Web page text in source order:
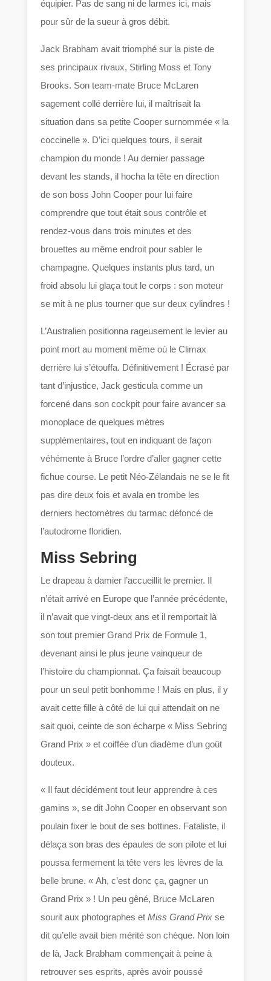
équipier. Pas de sang ni de larmes ici, mais
pour sûr de la sueur à gros débit.
Jack Brabham avait triomphé sur la piste de
ses principaux rivaux, Stirling Moss et Tony
Brooks. Son team-mate Bruce McLaren
sagement collé derrière lui, il maîtrisait la
situation dans sa petite Cooper surnommée « la
coccinelle ». D’ici quelques tours, il serait
champion du monde ! Au dernier passage
devant les stands, il hocha la tête en direction
de son boss John Cooper pour lui faire
comprendre que tout était sous contrôle et
rendez-vous dans trois minutes et des
brouettes au même endroit pour sabler le
champagne. Quelques instants plus tard, un
froid absolu lui glaça tout le corps : son moteur
se mit à ne plus tourner que sur deux cylindres !
L’Australien positionna rageusement le levier au
point mort au moment même où le Climax
derrière lui s’étouffa. Définitivement ! Écrasé par
tant d’injustice, Jack gesticula comme un
forcené dans son cockpit pour faire avancer sa
monoplace de quelques mètres
supplémentaires, tout en indiquant de façon
véhémente à Bruce l’ordre d’aller gagner cette
fichue course. Le petit Néo-Zélandais ne se le fit
pas dire deux fois et avala en trombe les
derniers hectomètres du tarmac défoncé de
l’autodrome floridien.
Miss Sebring
Le drapeau à damier l’accueillit le premier. Il
n’était arrivé en Europe que l’année précédente,
il n’avait que vingt-deux ans et il remportait là
son tout premier Grand Prix de Formule 1,
devenant ainsi le plus jeune vainqueur de
l’histoire du championnat. Ça faisait beaucoup
pour un seul petit bonhomme ! Mais en plus, il y
avait cette fille à côté de lui qui attendait on ne
sait quoi, ceinte de son écharpe « Miss Sebring
Grand Prix » et coiffée d’un diadème d’un goût
douteux.
« Il faut décidément tout leur apprendre à ces
gamins », se dit John Cooper en observant son
poulain fixer le bout de ses bottines. Fataliste, il
délaça son bras des épaules de son pilote et lui
poussa fermement la tête vers les lèvres de la
belle brune. « Ah, c’est donc ça, gagner un
Grand Prix » ! Un peu gêné, Bruce McLaren
sourit aux photographes etMiss Grand Prix se
dit qu’elle avait bien mérité son chèque. Non loin
de là, Jack Brabham commençait à peine à
retrouver ses esprits, après avoir poussé